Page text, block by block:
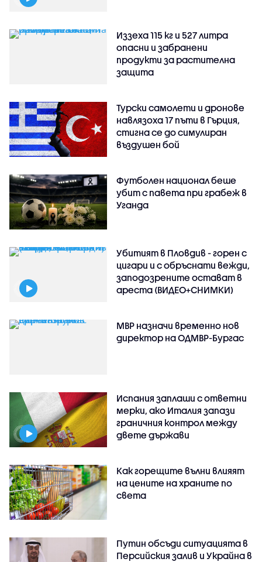
Иззеха 115 кг и 527 литра
опасни и забранени
продукти за растителна
защита
Турски самолети и дронове
навлязоха 17 пъти в Гърция,
стигна се до симулиран
въздушен бой
Футболен национал беше
убит с павета при грабеж в
Уганда
Убитият в Пловдив - горен с
цигари и с обръснати вежди,
заподозрените остават в
ареста (ВИДЕО+СНИМКИ)
МВР назначи временно нов
директор на ОДМВР-Бургас
Испания заплаши с ответни
мерки, ако Италия запази
граничния контрол между
двете държави
Как горещите вълни влияят
на цените на храните по
света
Путин обсъди ситуацията в
Персийския залив и Украйна в